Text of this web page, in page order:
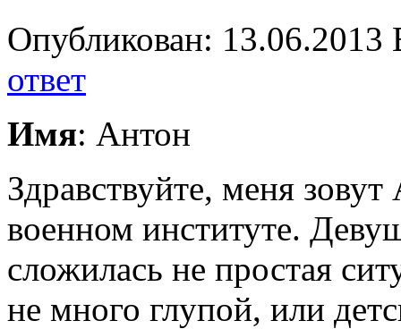
Опубликован:
ответ
Имя: Антон
Здравствуйте, меня
военном институте.
сложилась не простая
не много глупой, или